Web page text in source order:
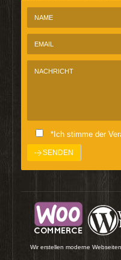
*Ich stimme der
Wir erstellen moderne